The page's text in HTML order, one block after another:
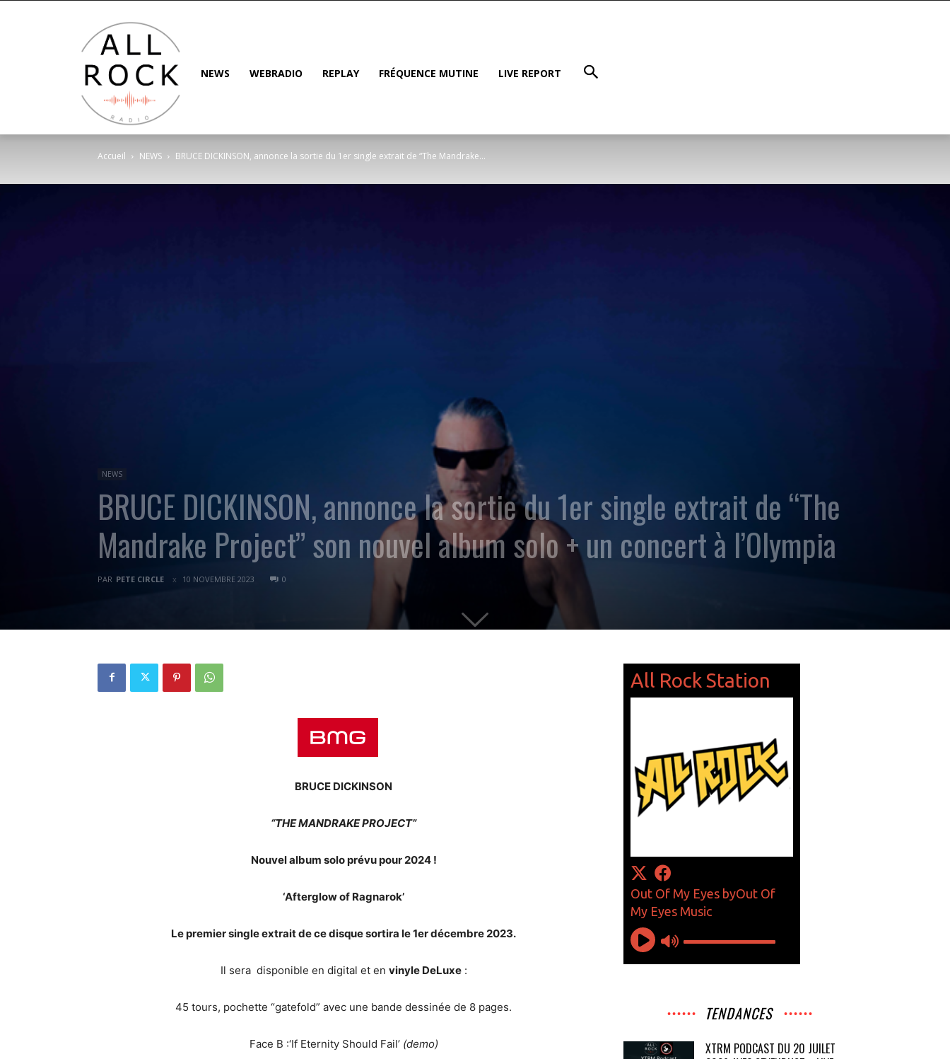
NEWS WEBRADIO REPLAY FRÉQUENCE MUTINE LIVE REPORT
Accueil NEWS BRUCE DICKINSON, annonce la sortie du 1er single extrait de “The Mandrake...
NEWS
BRUCE DICKINSON, annonce la sortie du 1er single extrait de “The
Mandrake Project” son nouvel album solo + un concert à l’Olympia
PAR PETE CIRCLE 10 NOVEMBRE 2023 0
BRUCE DICKINSON
“THE MANDRAKE PROJECT”
Nouvel album solo prévu pour 2024 !
‘Afterglow of Ragnarok’
Le premier single extrait de ce disque sortira le 1er décembre 2023.
Il sera disponible en digital et en vinyle DeLuxe:
45 tours, pochette “gatefold” avec une bande dessinée de 8 pages.
Face B :‘If Eternity Should Fail’ (demo)
TENDANCES
XTRM PODCAST DU 20 JUILET